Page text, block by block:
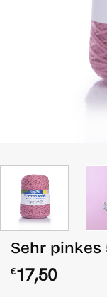
Sehr pinkes
€17,50